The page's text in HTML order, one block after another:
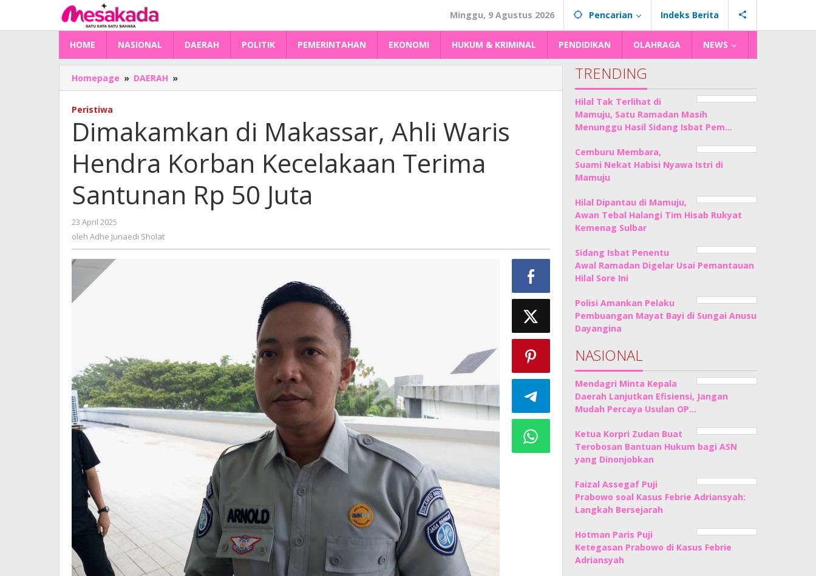
konten
Minggu, 9 Agustus 2026 Pencarian Indeks Berita
HOME NASIONAL DAERAH POLITIK PEMERINTAHAN EKONOMI HUKUM & KRIMINAL PENDIDIKAN OLAHRAGA NEWS
Homepage » DAERAH »
di
Waris
Hendra
Korban
Kecelakaan
Santunan
Rp
Peristiwa
Dimakamkan di Makassar, Ahli Waris
Hendra Korban Kecelakaan Terima
Santunan Rp 50 Juta
23 April 2025
Adhe
oleh Adhe Junaedi Sholat
TRENDING
Hilal Tak Terlihat di
Mamuju, Satu Ramadan Masih
Menunggu Hasil Sidang Isbat Pem…
Cemburu Membara,
Suami Nekat Habisi Nyawa Istri di
Mamuju
Hilal Dipantau di Mamuju,
Awan Tebal Halangi Tim Hisab Rukyat
Kemenag Sulbar
Sidang Isbat Penentu
Awal Ramadan Digelar Usai Pemantauan
Hilal Sore Ini
Polisi Amankan Pelaku
Pembuangan Mayat Bayi di Sungai Anusu
Dayangina
NASIONAL
Mendagri Minta Kepala
Daerah Lanjutkan Efisiensi, Jangan
Mudah Percaya Usulan OP…
Ketua Korpri Zudan Buat
Terobosan Bantuan Hukum bagi ASN
yang Dinonjobkan
Faizal Assegaf Puji
Prabowo soal Kasus Febrie Adriansyah:
Langkah Bersejarah
Hotman Paris Puji
Ketegasan Prabowo di Kasus Febrie
Adriansyah